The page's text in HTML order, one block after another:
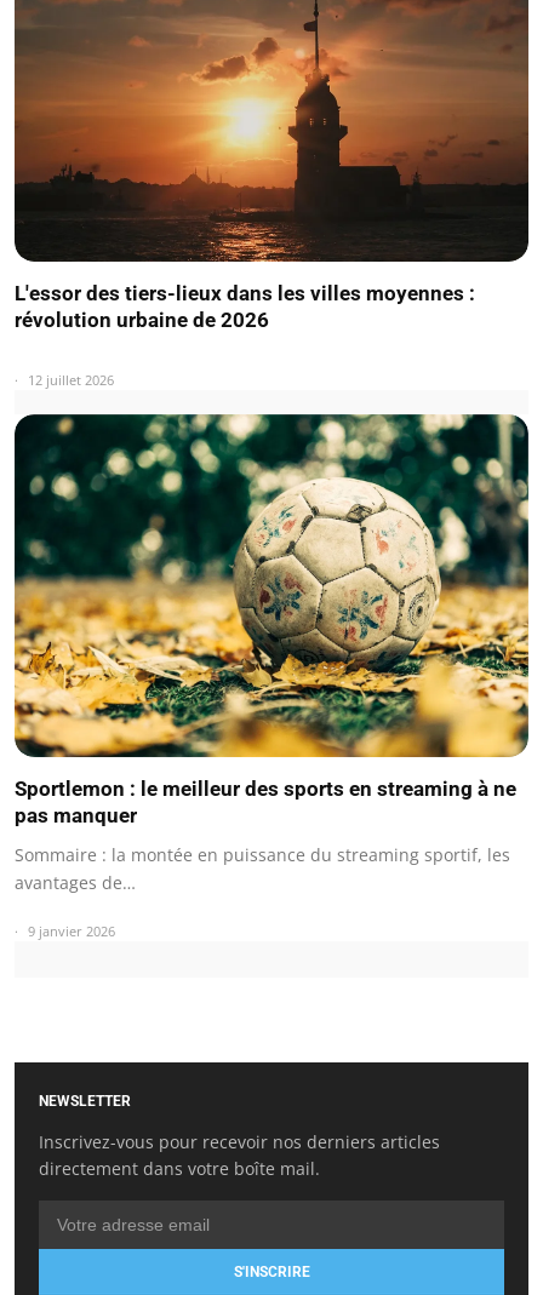
L'essor des tiers-lieux dans les villes moyennes :
révolution urbaine de 2026
12 juillet 2026
Sportlemon : le meilleur des sports en streaming à ne
pas manquer
Sommaire : la montée en puissance du streaming sportif, les
avantages de…
9 janvier 2026
NEWSLETTER
Inscrivez-vous pour recevoir nos derniers articles
directement dans votre boîte mail.
S'INSCRIRE